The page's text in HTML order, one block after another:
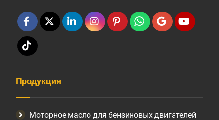
Продукция
Моторное масло для бензиновых двигателей